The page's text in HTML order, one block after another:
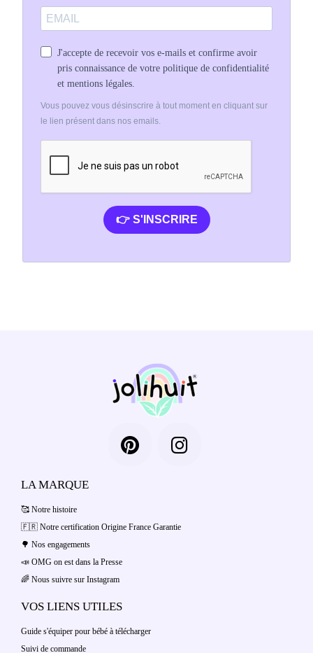
J'accepte de recevoir vos e-mails et confirme avoir
pris connaissance de votre politique de confidentialité
et mentions légales.
Vous pouvez vous désinscrire à tout moment en cliquant sur
le lien présent dans nos emails.
👉 S'INSCRIRE
LA MARQUE
🥰 Notre histoire
🇫🇷 Notre certification Origine France Garantie
🌳 Nos engagements
📣 OMG on est dans la Presse
🌈 Nous suivre sur Instagram
VOS LIENS UTILES
Guide s'équiper pour bébé à télécharger
Suivi de commande